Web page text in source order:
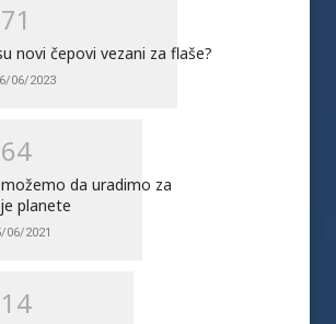
71
novi čepovi vezani za flaše?
06/2023
64
da uradimo za
planete
06/2021
1 4